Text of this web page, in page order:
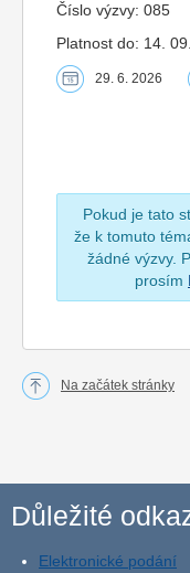
Číslo výzvy: 085
Platnost do: 14.
29. 6. 2026
Pokud je tato
že k tomuto
žádné výzvy.
prosím
Na začátek stránky
Důležité
Elektronické podání